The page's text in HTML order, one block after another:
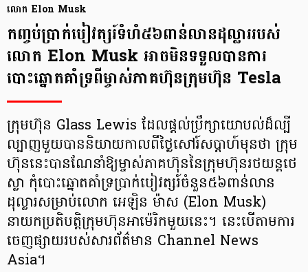
លោក Elon Musk
កញ្ចប់ប្រាក់បៀវត្សរ៍ទំហំ៥៦ពាន់លានដុល្លាររបស់
លោក Elon Musk អាចមិនទទួលបានការ
បោះឆ្នោតគាំទ្រពីម្ចាស់ភាគហ៊ុនក្រុមហ៊ុន Tesla
ក្រុមហ៊ុន Glass Lewis ដែលផ្ដល់ប្រឹក្សាយោបល់ដ៏ល្បី
ល្បាញមួយបាននិយាយកាលពីថ្ងៃសៅរ៍សប្ដាហ៍មុនថា ក្រុម
ហ៊ុននេះបានណែនាំឱ្យម្ចាស់ភាគហ៊ុននៃក្រុមហ៊ុនរថយន្តថេ
ស្លា កុំបោះឆ្នោតគាំទ្រប្រាក់បៀវត្សរ៍ចំនួន៥៦ពាន់លាន
ដុល្លារសម្រាប់លោក អេឡិន ម៉ាស (Elon Musk)
នាយកប្រតិបត្តិក្រុមហ៊ុនអាម៉េរិកមួយនេះ។ នេះបើតាមការ
ចេញផ្សាយរបស់សារព័ត៌មាន Channel News
Asia។